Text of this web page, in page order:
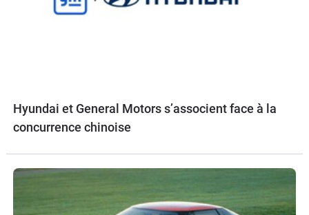
Hyundai et General Motors s’associent face à la
concurrence chinoise